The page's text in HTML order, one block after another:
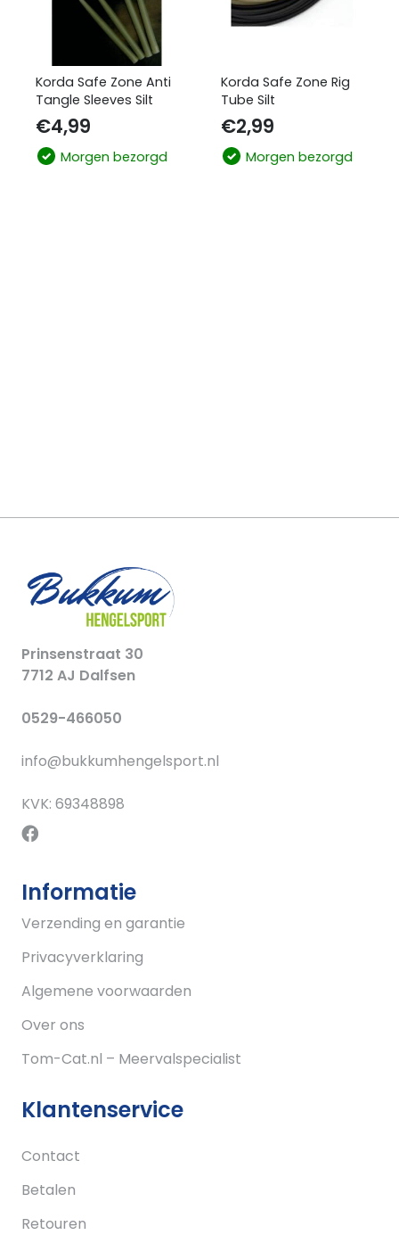
Korda Safe Zone Anti
Tangle Sleeves Silt
€4,99
Morgen bezorgd
Korda Safe Zone Rig
Tube Silt
€2,99
Morgen bezorgd
Prinsenstraat 30
7712 AJ Dalfsen
0529-466050
info@bukkumhengelsport.nl
KVK: 69348898
Informatie
Verzending en garantie
Privacyverklaring
Algemene voorwaarden
Over ons
Tom-Cat.nl – Meervalspecialist
Klantenservice
Contact
Betalen
Retouren